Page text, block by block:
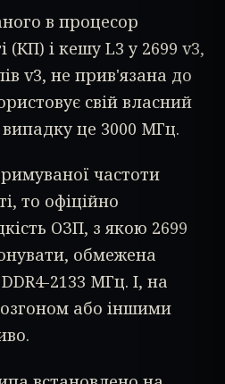
в процесор
(КП) і кешу L3 у 2699 v3,
v3, не прив'язана до
свій власний
це 3000 МГц.
частоти
то офіційно
ОЗП, з якою 2699
обмежена
2133 МГц. І, на
або іншими